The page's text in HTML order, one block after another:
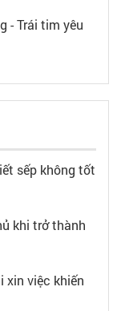
- Trái tim yêu
sếp không tốt
khi trở thành
xin việc khiến